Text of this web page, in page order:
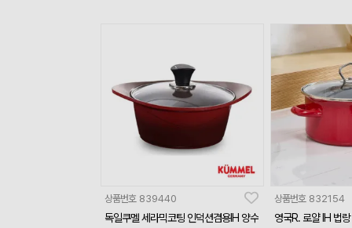
상품번호 839440
독일쿠멜 세라믹코팅 인덕션겸용IH 양수
상품번호 832154
영국R. 로얄 IH 법